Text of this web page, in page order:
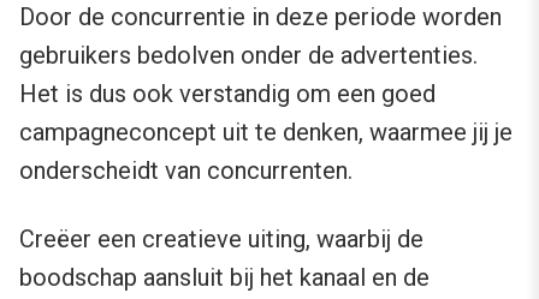
Door de concurrentie in deze periode worden
gebruikers bedolven onder de advertenties.
Het is dus ook verstandig om een goed
campagneconcept uit te denken, waarmee jij je
onderscheidt van concurrenten.
Creëer een creatieve uiting, waarbij de
boodschap aansluit bij het kanaal en de